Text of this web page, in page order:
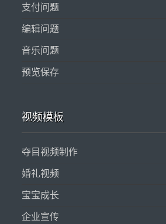
支付问题
编辑问题
音乐问题
预览保存
视频模板
夺目视频制作
婚礼视频
宝宝成长
企业宣传